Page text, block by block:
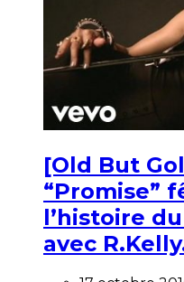
[Old But
“Promise”
l’histoire
avec